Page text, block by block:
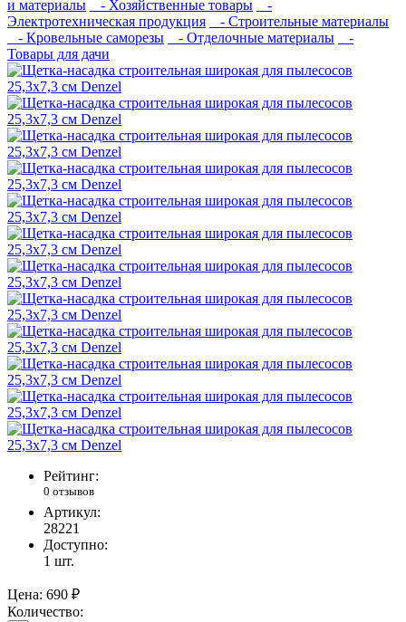
и материалы - Хозяйственные товары
-
Электротехническая продукция
- Строительные материалы
- Кровельные саморезы
- Отделочные материалы
-
Товары для дачи
Рейтинг:
0 отзывов
Артикул:
28221
Доступно:
1 шт.
Цена: 690 ₽
Количество: